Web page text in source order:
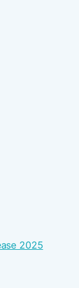
2025